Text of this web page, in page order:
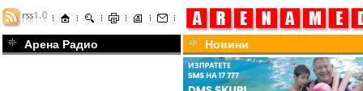
Арена Радио Новини